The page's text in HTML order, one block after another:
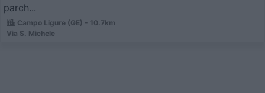
parch...
Campo Ligure (GE) - 10.7km
Via S. Michele